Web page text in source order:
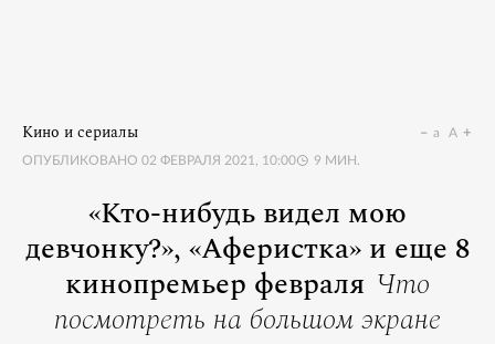
Кино и сериалы
ОПУБЛИКОВАНО 02 ФЕВРАЛЯ 2021, 10:00 9 МИН.
a A
«Кто-нибудь видел мою
девчонку?», «Аферистка» и еще 8
кинопремьер февраля Что
посмотреть на большом экране